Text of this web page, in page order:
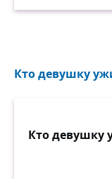
Кто девушку
Кто девушку